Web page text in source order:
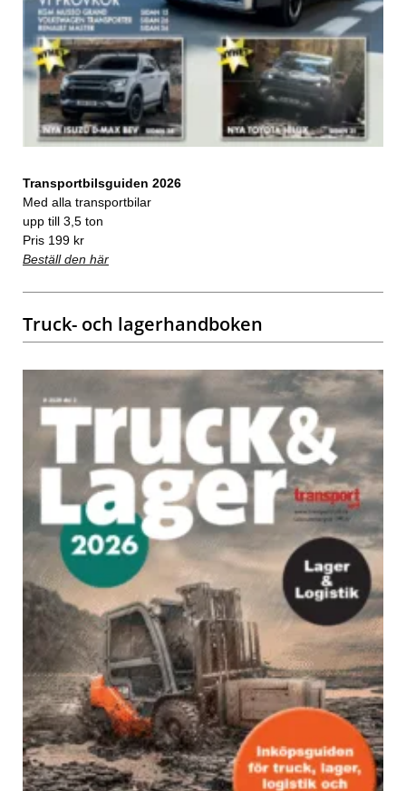
Transportbilsguiden 2026
Med alla transportbilar
upp till 3,5 ton
Pris 199 kr
Beställ den här
Truck- och lagerhandboken